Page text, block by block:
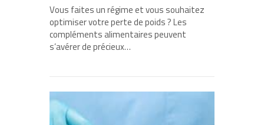
Vous faites un régime et vous souhaitez
optimiser votre perte de poids ? Les
compléments alimentaires peuvent
s’avérer de précieux…